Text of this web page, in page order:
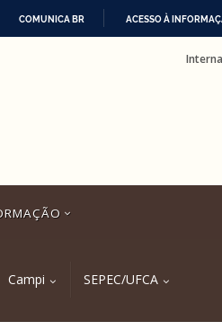
COMUNICA BR ACESSO À
Campi SEPEC/UFCA